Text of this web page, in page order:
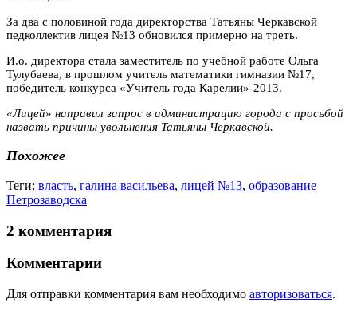
За два с половиной года директорства Татьяны Черкавской
педколлектив лицея №13 обновился примерно на треть.
И.о. директора стала заместитель по учебной работе Ольга
Тулубаева, в прошлом учитель математики гимназии №17,
победитель конкурса «Учитель года Карелии»-2013.
«Лицей» направил запрос в администрацию города с просьбой
назвать причины увольнения Татьяны Черкавской.
Похожее
Теги: власть, галина васильева, лицей №13, образование
Петрозаводска
2 комментария
Комментарии
Для отправки комментария вам необходимо авторизоваться.